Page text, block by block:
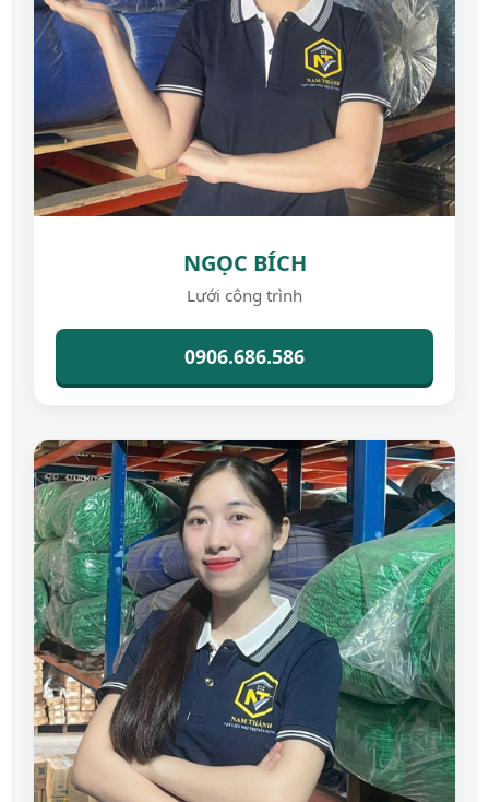
NGỌC BÍCH
Lưới công trình
0906.686.586